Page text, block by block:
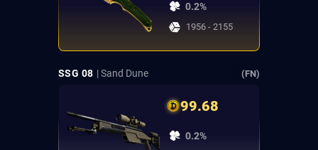
0.2%
1956 - 2155
SSG 08 | Sand Dune (FN)
99.68
0.2%